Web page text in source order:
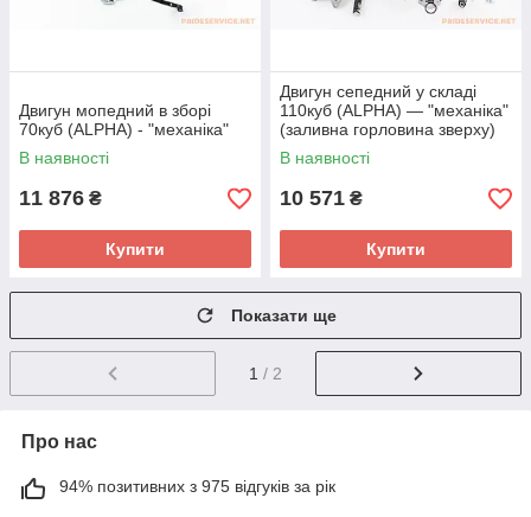
Двигун мопедний в зборі
70куб (ALPHA) - "механіка"
В наявності
11 876 ₴
Купити
Двигун сепедний у складі
110куб (ALPHA) — "механіка"
(заливна горловина зверху)
В наявності
10 571 ₴
Купити
Показати ще
1 / 2
Про нас
94% позитивних з 975 відгуків за рік